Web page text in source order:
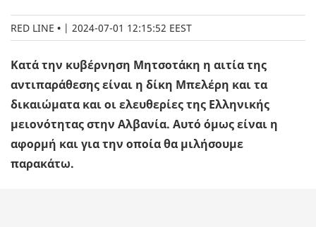
RED LINE | 2024-07-01 12:15:52 EEST
Κατά την κυβέρνηση Μητσοτάκη η αιτία της
αντιπαράθεσης είναι η δίκη Μπελέρη και τα
δικαιώματα και οι ελευθερίες της Ελληνικής
μειονότητας στην Αλβανία. Αυτό όμως είναι η
αφορμή και για την οποία θα μιλήσουμε
παρακάτω.